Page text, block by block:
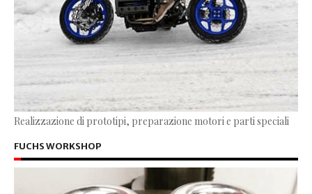
Realizzazione di prototipi, preparazione motori e parti speciali
FUCHS WORKSHOP